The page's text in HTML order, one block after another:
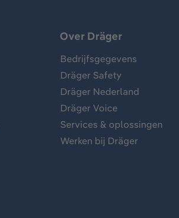
Over Dräger
Bedrijfsgegevens
Dräger Safety
Dräger Nederland
Dräger Voice
Services & oplossingen
Werken bij Dräger